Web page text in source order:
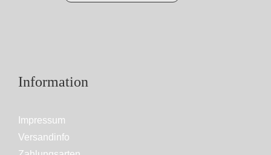
Information
Impressum
Versandinfo